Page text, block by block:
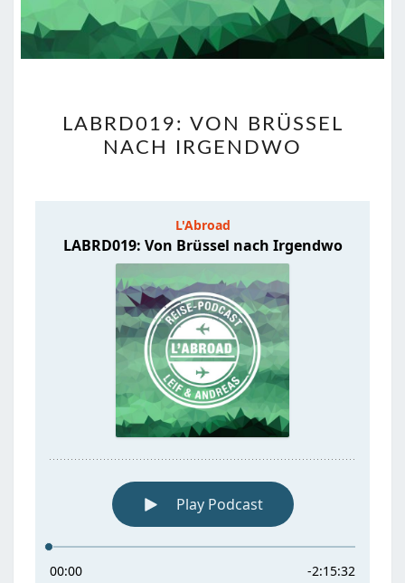
VON
BRÜSSEL
LABRD019: VON BRÜSSEL
NACH IRGENDWO